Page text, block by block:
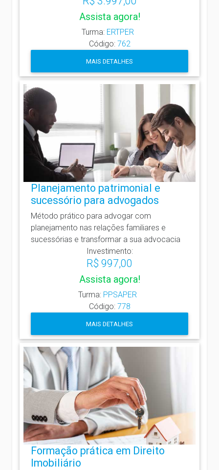
Assista agora!
Turma: ERTPER
Código: 762
MAIS DETALHES
Planejamento patrimonial e
sucessório para advogados
Método prático para advogar com
planejamento nas relações familiares e
sucessórias e transformar a sua advocacia
Investimento:
R$ 997,00
Assista agora!
Turma: PPSAPER
Código: 778
MAIS DETALHES
Formação prática em Direito
Imobiliário